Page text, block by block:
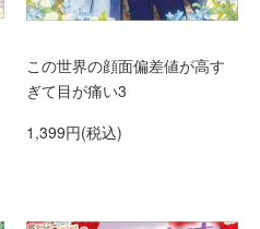
この世界の顔面偏差値が高す
ぎて目が痛い3
1,399円(税込)